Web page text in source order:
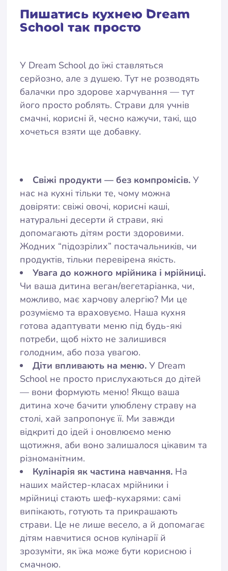
Пишатись кухнею Dream
School так просто
У Dream School до їжі ставляться
серйозно, але з душею. Тут не розводять
балачки про здорове харчування — тут
його просто роблять. Страви для учнів
смачні, корисні й, чесно кажучи, такі, що
хочеться взяти ще добавку.
Свіжі продукти — без компромісів. У
нас на кухні тільки те, чому можна
довіряти: свіжі овочі, корисні каші,
натуральні десерти й страви, які
допомагають дітям рости здоровими.
Жодних “підозрілих” постачальників, чи
продуктів, тільки перевірена якість.
Увага до кожного мрійника і мрійниці.
Чи ваша дитина веган/вегетаріанка, чи,
можливо, має харчову алергію? Ми це
розуміємо та враховуємо. Наша кухня
готова адаптувати меню під будь-які
потреби, щоб ніхто не залишився
голодним, або поза увагою.
Діти впливають на меню. У Dream
School не просто прислухаються до дітей
— вони формують меню! Якщо ваша
дитина хоче бачити улюблену страву на
столі, хай запропонує її. Ми завжди
відкриті до ідей і оновлюємо меню
щотижня, аби воно залишалося цікавим та
різноманітним.
Кулінарія як частина навчання. На
наших майстер-класах мрійники і
мрійниці стають шеф-кухарями: самі
випікають, готують та прикрашають
страви. Це не лише весело, а й допомагає
дітям навчитися основ кулінарії й
зрозуміти, як їжа може бути корисною і
смачною.